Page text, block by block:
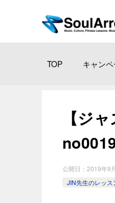
TOP キャン
【ジ
公開日： 2019年9
JIN先生のレッス